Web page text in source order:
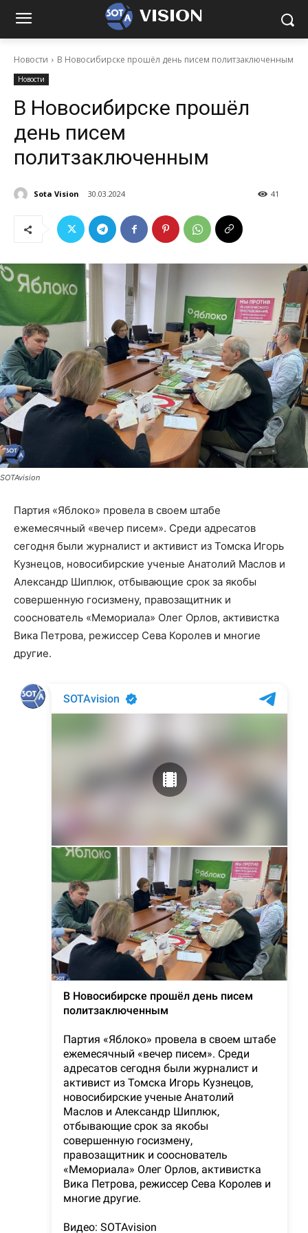
VISION
Новости В Новосибирске прошёл день писем политзаключенным
Новости
В Новосибирске прошёл
день писем
политзаключенным
Sota Vision 30.03.2024 41
SOTAvision
Партия «Яблоко» провела в своем штабе
ежемесячный «вечер писем». Среди адресатов
сегодня были журналист и активист из Томска Игорь
Кузнецов, новосибирские ученые Анатолий Маслов и
Александр Шиплюк, отбывающие срок за якобы
совершенную госизмену, правозащитник и
сооснователь «Мемориала» Олег Орлов, активистка
Вика Петрова, режиссер Сева Королев и многие
другие.